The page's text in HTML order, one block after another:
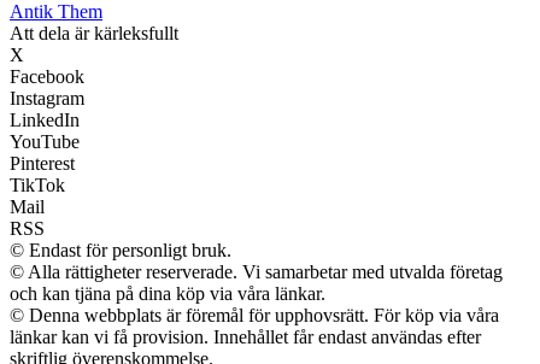
Antik Them
Att dela är kärleksfullt
X
Facebook
Instagram
LinkedIn
YouTube
Pinterest
TikTok
Mail
RSS
© Endast för personligt bruk.
© Alla rättigheter reserverade. Vi samarbetar med utvalda företag
och kan tjäna på dina köp via våra länkar.
© Denna webbplats är föremål för upphovsrätt. För köp via våra
länkar kan vi få provision. Innehållet får endast användas efter
skriftlig överenskommelse.